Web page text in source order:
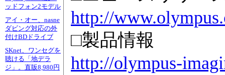
ッドフォン2モデル
アイ・オー、nasne
ダビング対応の外
付けBDドライブ
SKnet、ワンセグを
聴ける「地デラ
ジ」。直販8,980円
http://
□製品情報
http://olympus-